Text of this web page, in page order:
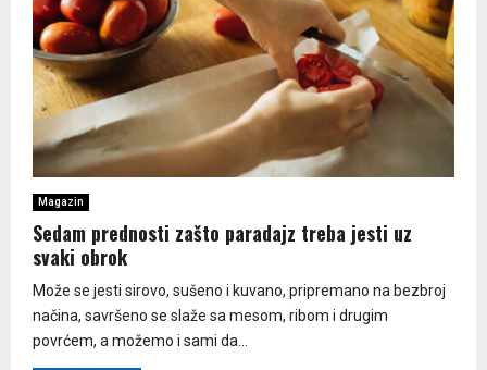
Magazin
Sedam prednosti zašto paradajz treba jesti uz
svaki obrok
Može se jesti sirovo, sušeno i kuvano, pripremano na bezbroj
načina, savršeno se slaže sa mesom, ribom i drugim
povrćem, a možemo i sami da...